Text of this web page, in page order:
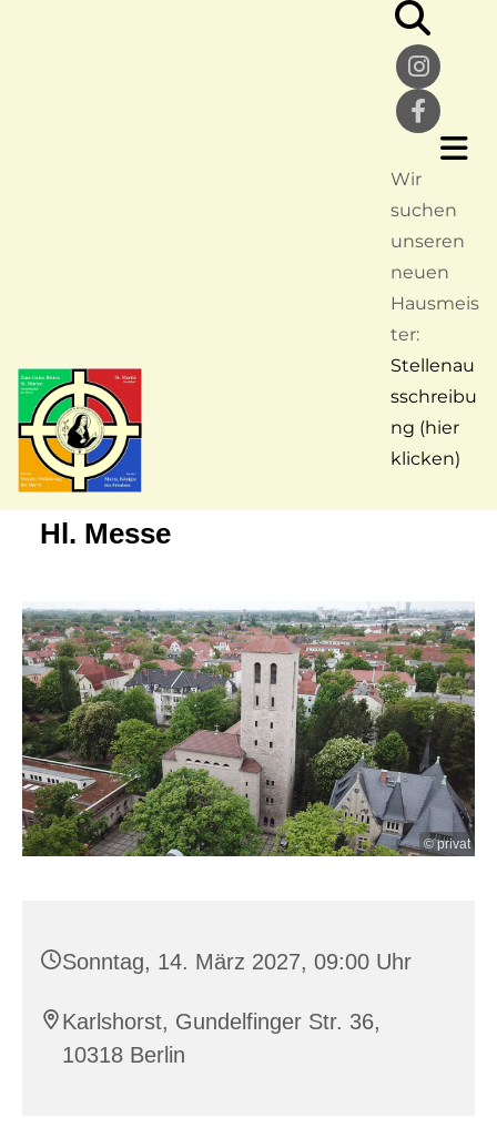
Wir
suchen
unseren
neuen
Hausmeis
ter:
Stellenau
sschreibu
ng (hier
klicken)
Hl. Messe
© privat
Sonntag, 14. März 2027, 09:00 Uhr
Karlshorst, Gundelfinger Str. 36,
10318 Berlin